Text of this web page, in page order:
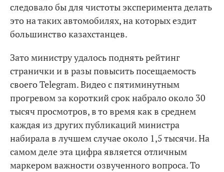
следовало бы для чистоты эксперимента делать
это на таких автомобилях, на которых ездит
большинство казахстанцев.
Зато министру удалось поднять рейтинг
странички и в разы повысить посещаемость
своего Telegram. Видео с пятиминутным
прогревом за короткий срок набрало около 30
тысяч просмотров, в то время как в среднем
каждая из других публикаций министра
набирала в лучшем случае около 1,5 тысячи. На
самом деле эта цифра является отличным
маркером важности озвученного вопроса. То